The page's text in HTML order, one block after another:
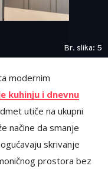
Br. slika: 5
modernim
kuhinju i dnevnu
utiče na ukupni
načine da smanje
skrivanje
prostora bez